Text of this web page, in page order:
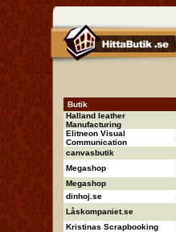
Butik
Halland leather
Manufacturing
Elitneon Visual
Communication
canvasbutik
Megashop
Megashop
dinhoj.se
Låskompaniet.se
Kristinas Scrapbooking